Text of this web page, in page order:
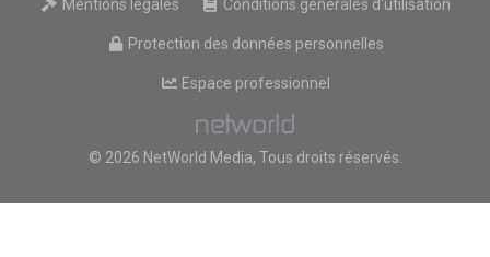
Mentions légales Conditions générales d'utilisation
Protection des données personnelles
Espace professionnel
© 2026 NetWorld Media, Tous droits réservés.